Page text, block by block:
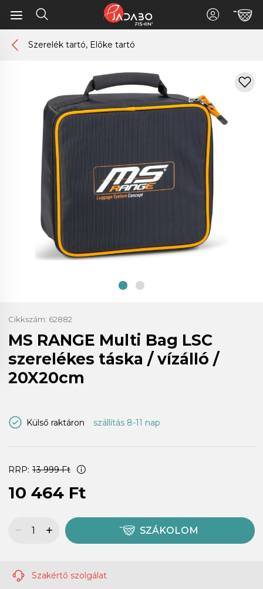
Szerelék tartó, Előke tartó
Cikkszám: 62882
MS RANGE Multi Bag LSC
szerelékes táska / vízálló /
20X20cm
Külső raktáron szállítás 8-11 nap
RRP: 13 999 Ft
10 464 Ft
SZÁKOLOM
Szakértő szolgálat